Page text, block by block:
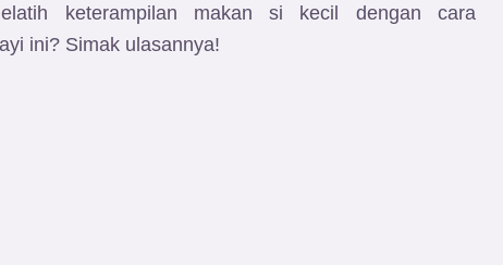
keterampilan makan si kecil dengan cara
ini? Simak ulasannya!